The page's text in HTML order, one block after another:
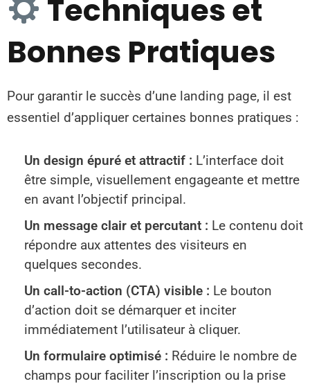
Techniques et
Bonnes Pratiques
Pour garantir le succès d’une landing page, il est
essentiel d’appliquer certaines bonnes pratiques :
Un design épuré et attractif : L’interface doit
être simple, visuellement engageante et mettre
en avant l’objectif principal.
Un message clair et percutant : Le contenu doit
répondre aux attentes des visiteurs en
quelques secondes.
Un call-to-action (CTA) visible : Le bouton
d’action doit se démarquer et inciter
immédiatement l’utilisateur à cliquer.
Un formulaire optimisé : Réduire le nombre de
champs pour faciliter l’inscription ou la prise